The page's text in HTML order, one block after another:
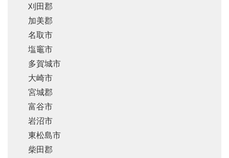
刈田郡
加美郡
名取市
塩竈市
多賀城市
大崎市
宮城郡
富谷市
岩沼市
東松島市
柴田郡